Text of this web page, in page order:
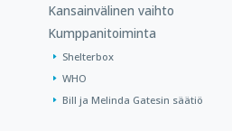
Kansainvälinen vaihto
Kumppanitoiminta
Shelterbox
WHO
Bill ja Melinda Gatesin säätiö